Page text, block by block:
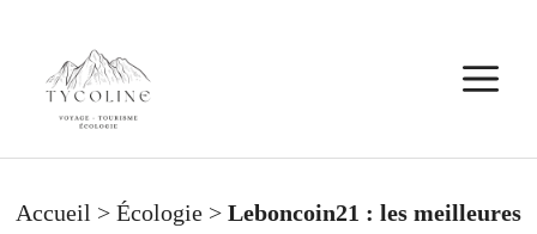
contenu
Accueil > Écologie > Leboncoin21 : les meilleures